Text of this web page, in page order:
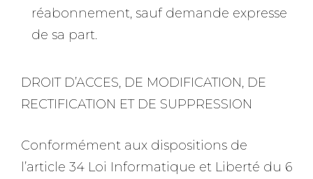
réabonnement, sauf demande expresse
de sa part.
DROIT D’ACCES, DE MODIFICATION, DE
RECTIFICATION ET DE SUPPRESSION
Conformément aux dispositions de
l’article 34 Loi Informatique et Liberté du 6